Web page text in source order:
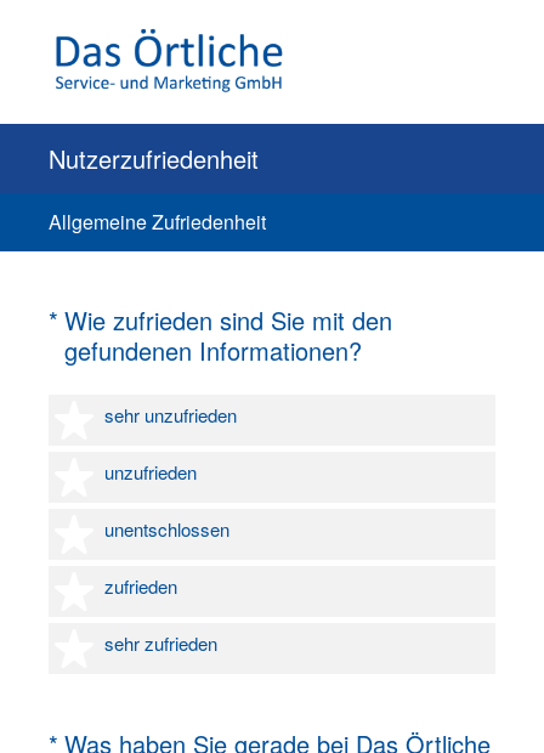
Nutzerzufriedenheit
Allgemeine Zufriedenheit
* Wie zufrieden sind Sie mit den
gefundenen Informationen?
(Erforderlich.)
sehr unzufrieden
1 Stern
unzufrieden
2 Sterne
unentschlossen
3 Sterne
zufrieden
4 Sterne
sehr zufrieden
5 Sterne
* Was haben Sie gerade bei Das Örtliche
(Erforderlich.)